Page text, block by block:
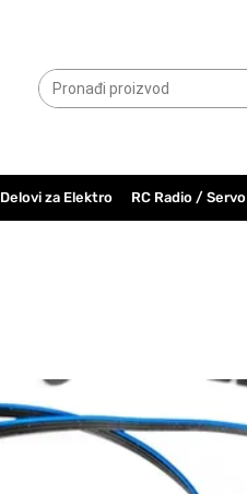
Delovi za Elektro RC Radio / Servo